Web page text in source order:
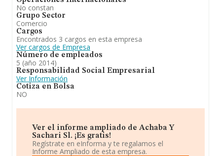
No constan
Grupo Sector
Comercio
Cargos
Encontrados 3 cargos en esta empresa
Ver cargos de Empresa
Número de empleados
5 (año 2014)
Responsabilidad Social Empresarial
Ver Información
Cotiza en Bolsa
NO
Ver el informe ampliado de Achaba Y
Sachari Sl. ¡Es gratis!
Regístrate en eInforma y te regalamos el
Informe Ampliado de esta empresa.